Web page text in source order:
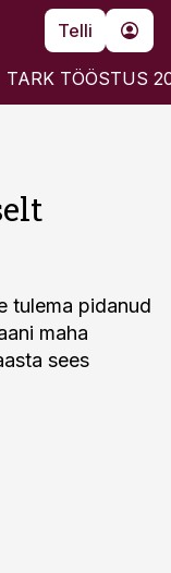
Telli
TARK TÖÖSTUS
tulema pidanud
maha
sees